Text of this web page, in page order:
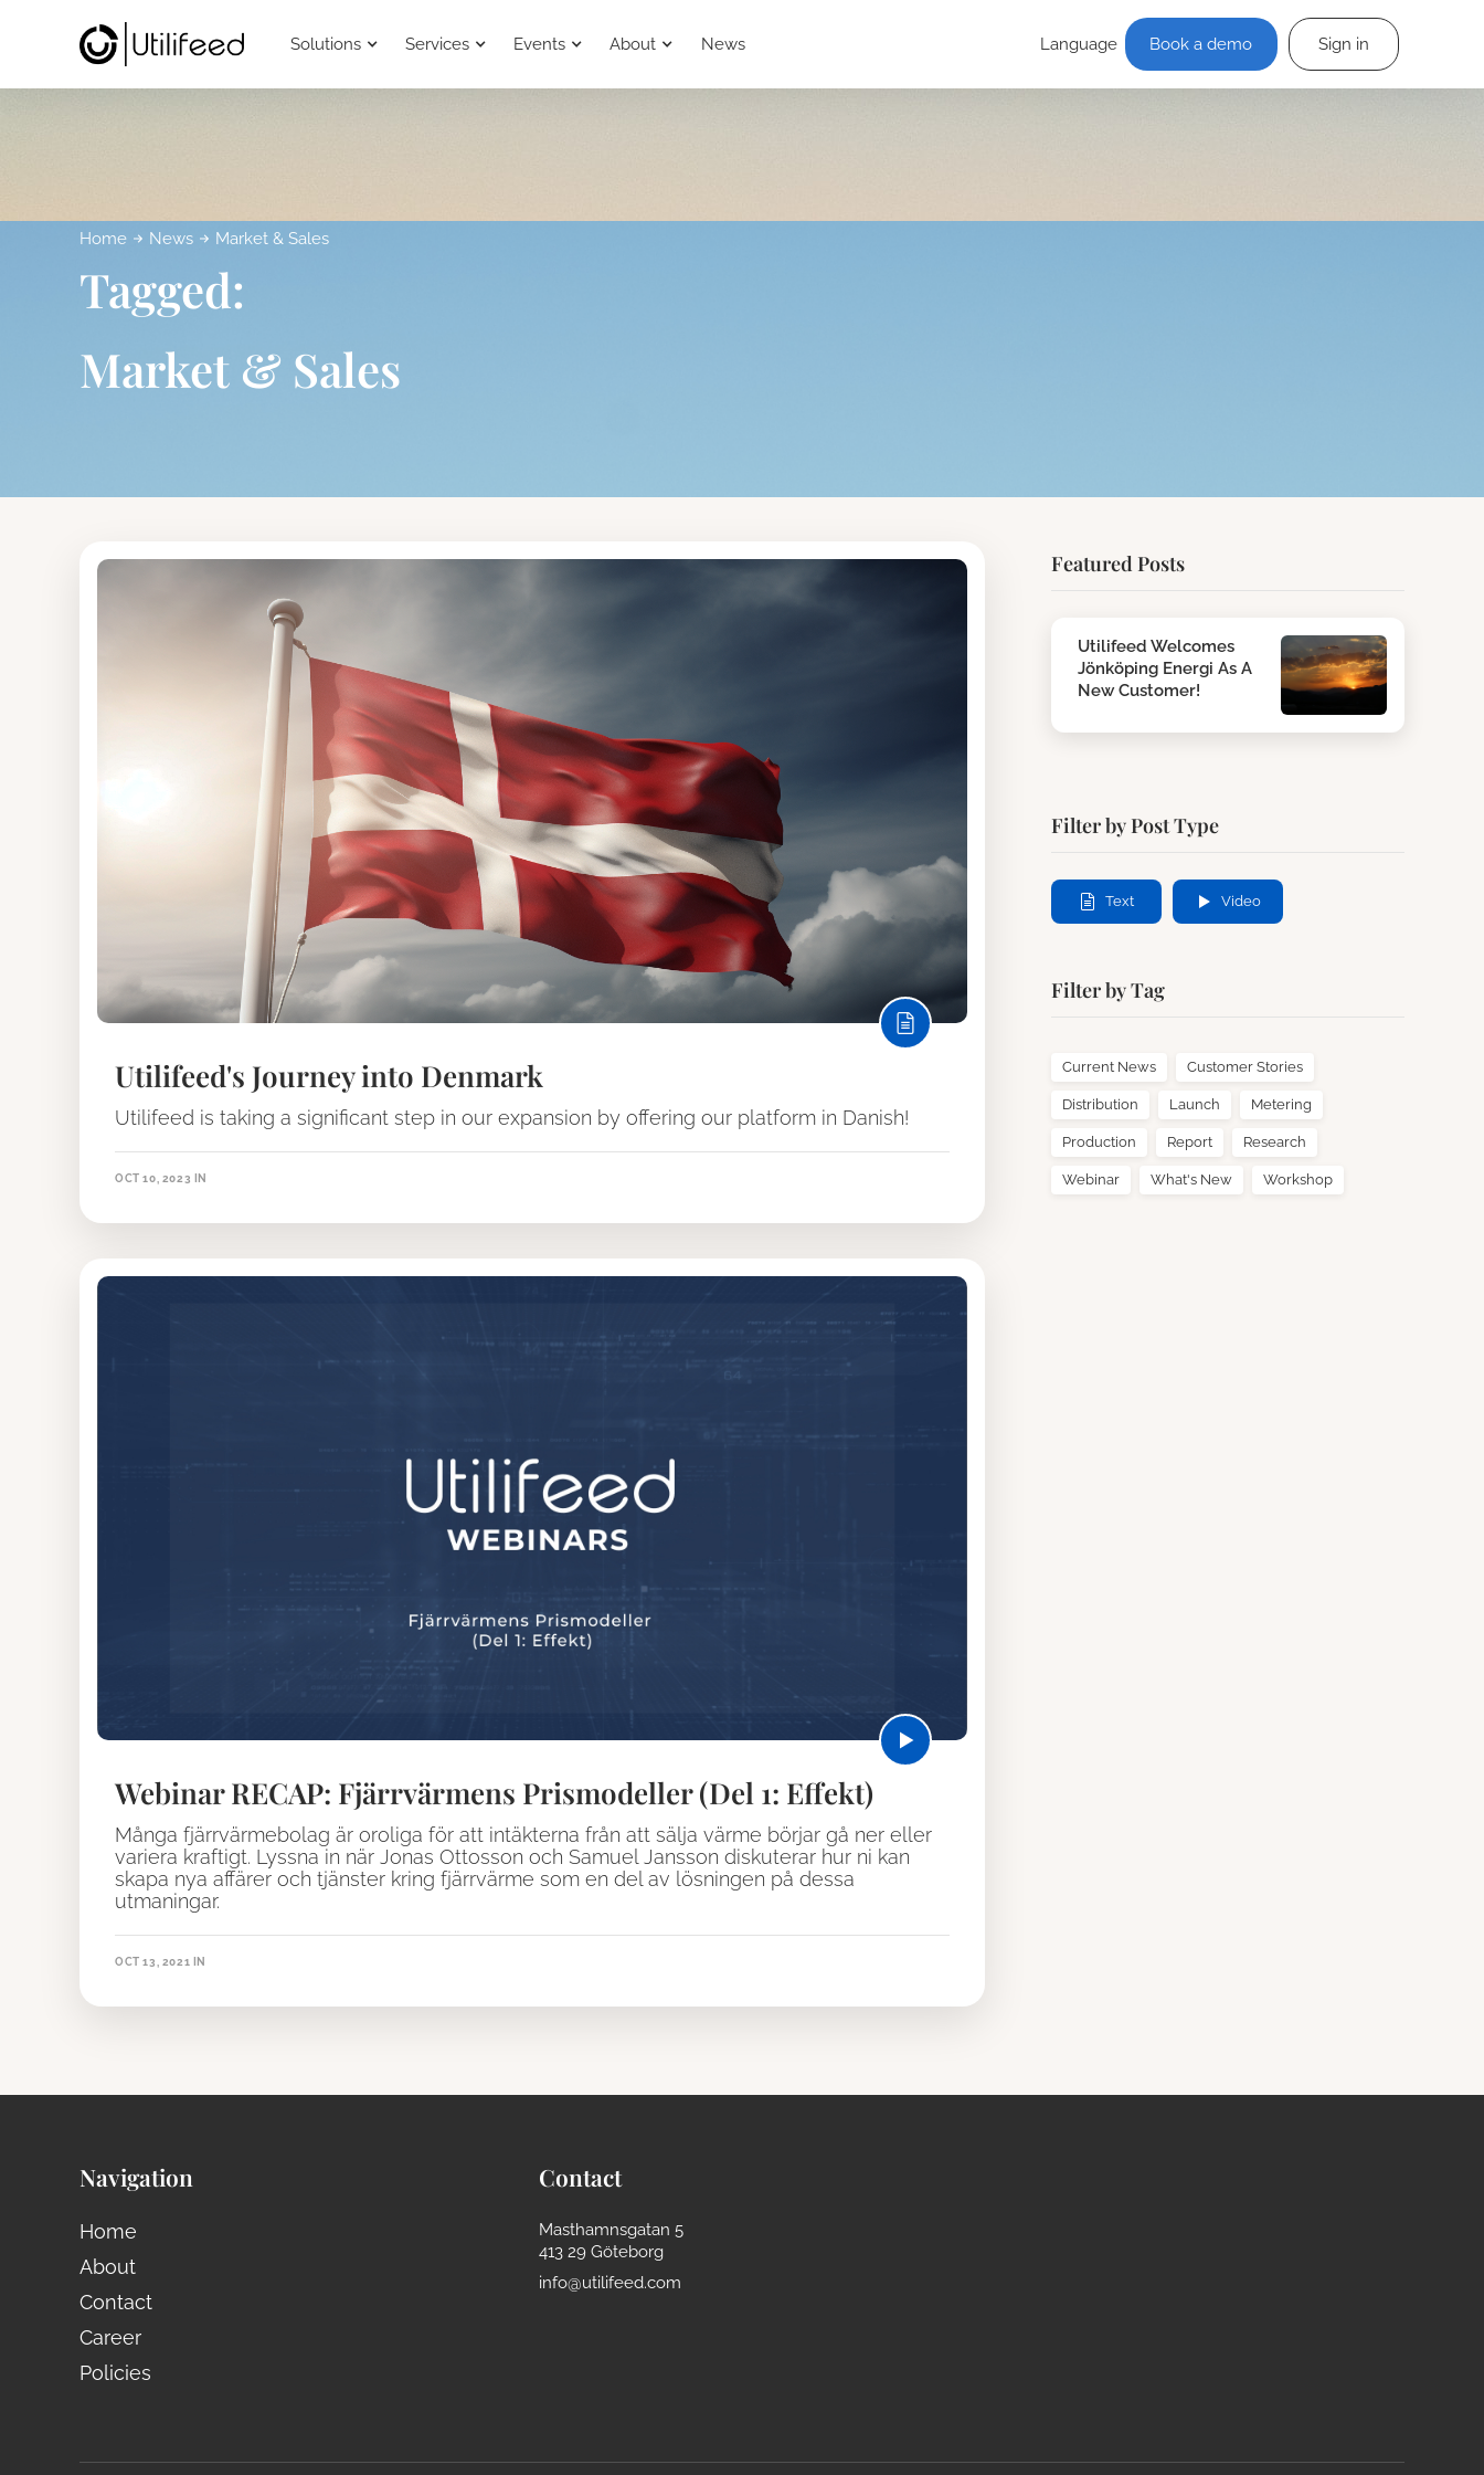
Solutions Services Events About News Language Book a demo Sign in
Home News Market & Sales
Tagged:
Market & Sales
Utilifeed's Journey into Denmark
Utilifeed is taking a significant step in our expansion by offering our platform in Danish!
OCT 10, 2023 IN
Webinar RECAP: Fjärrvärmens Prismodeller (Del 1: Effekt)
Många fjärrvärmebolag är oroliga för att intäkterna från att sälja värme börjar gå ner eller
variera kraftigt. Lyssna in när Jonas Ottosson och Samuel Jansson diskuterar hur ni kan
skapa nya affärer och tjänster kring fjärrvärme som en del av lösningen på dessa
utmaningar.
OCT 13, 2021 IN
Featured Posts
Utilifeed Welcomes
Jönköping Energi As A
New Customer!
Filter by Post Type
Text Video
Filter by Tag
Current News Customer Stories
Distribution Launch Metering
Production Report Research
Webinar What's New Workshop
Navigation
Home
About
Contact
Career
Policies
Contact
Masthamnsgatan 5
413 29 Göteborg
info@utilifeed.com